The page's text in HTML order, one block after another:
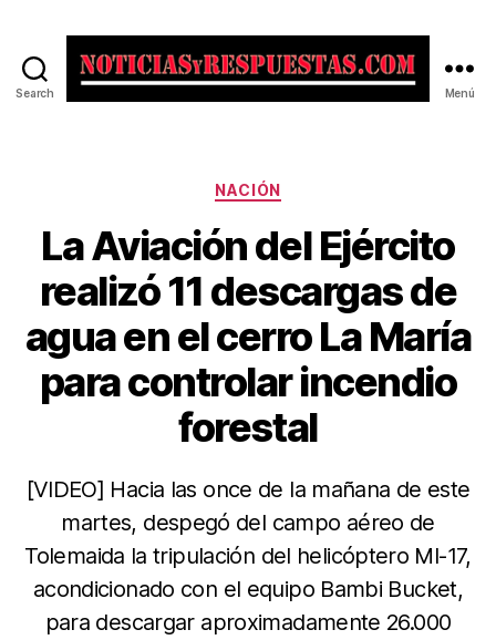
Search Menú
Categorías
NACIÓN
La Aviación del Ejército
realizó 11 descargas de
agua en el cerro La María
para controlar incendio
forestal
[VIDEO] Hacia las once de la mañana de este
martes, despegó del campo aéreo de
Tolemaida la tripulación del helicóptero MI-17,
acondicionado con el equipo Bambi Bucket,
para descargar aproximadamente 26.000